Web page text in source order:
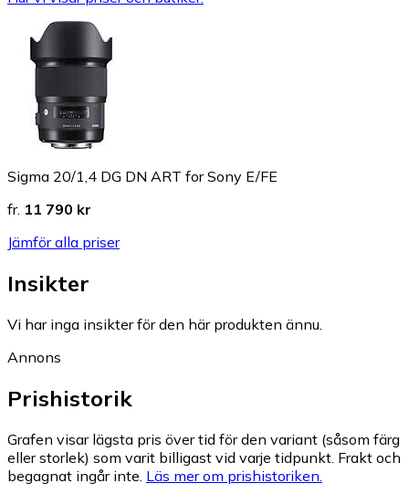
Sigma 20/1,4 DG DN ART for Sony E/FE
fr. 11 790 kr
Jämför alla priser
Insikter
Vi har inga insikter för den här produkten ännu.
Annons
Prishistorik
Grafen visar lägsta pris över tid för den variant (såsom färg
eller storlek) som varit billigast vid varje tidpunkt. Frakt och
begagnat ingår inte. Läs mer om prishistoriken.